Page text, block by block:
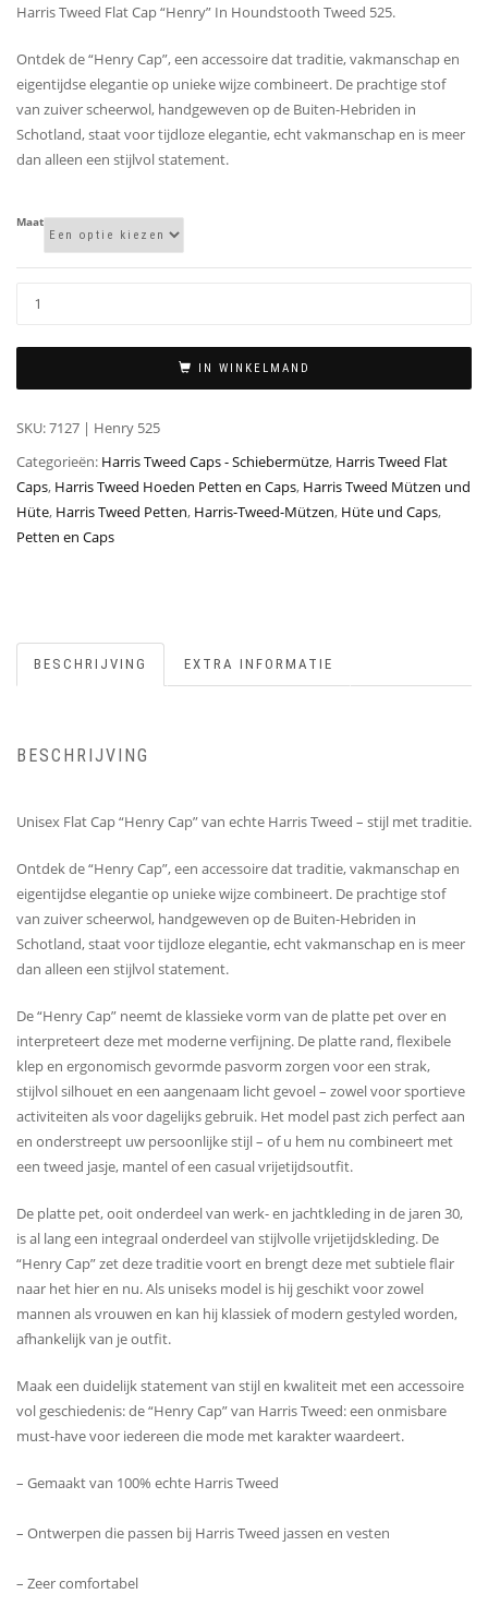
Harris Tweed Flat Cap “Henry” In Houndstooth Tweed 525.
Ontdek de “Henry Cap”, een accessoire dat traditie, vakmanschap en
eigentijdse elegantie op unieke wijze combineert. De prachtige stof
van zuiver scheerwol, handgeweven op de Buiten-Hebriden in
Schotland, staat voor tijdloze elegantie, echt vakmanschap en is meer
dan alleen een stijlvol statement.
Maat
IN WINKELMAND
SKU:7127 | Henry 525
Categorieën: Harris Tweed Caps - Schiebermütze, Harris Tweed Flat
Caps, Harris Tweed Hoeden Petten en Caps, Harris Tweed Mützen und
Hüte, Harris Tweed Petten, Harris-Tweed-Mützen, Hüte und Caps,
Petten en Caps
BESCHRIJVING EXTRA INFORMATIE
BESCHRIJVING
Unisex Flat Cap “Henry Cap” van echte Harris Tweed – stijl met traditie.
Ontdek de “Henry Cap”, een accessoire dat traditie, vakmanschap en
eigentijdse elegantie op unieke wijze combineert. De prachtige stof
van zuiver scheerwol, handgeweven op de Buiten-Hebriden in
Schotland, staat voor tijdloze elegantie, echt vakmanschap en is meer
dan alleen een stijlvol statement.
De “Henry Cap” neemt de klassieke vorm van de platte pet over en
interpreteert deze met moderne verfijning. De platte rand, flexibele
klep en ergonomisch gevormde pasvorm zorgen voor een strak,
stijlvol silhouet en een aangenaam licht gevoel – zowel voor sportieve
activiteiten als voor dagelijks gebruik. Het model past zich perfect aan
en onderstreept uw ​​persoonlijke stijl – of u hem nu combineert met
een tweed jasje, mantel of een casual vrijetijdsoutfit.
De platte pet, ooit onderdeel van werk- en jachtkleding in de jaren 30,
is al lang een integraal onderdeel van stijlvolle vrijetijdskleding. De
“Henry Cap” zet deze traditie voort en brengt deze met subtiele flair
naar het hier en nu. Als uniseks model is hij geschikt voor zowel
mannen als vrouwen en kan hij klassiek of modern gestyled worden,
afhankelijk van je outfit.
Maak een duidelijk statement van stijl en kwaliteit met een accessoire
vol geschiedenis: de “Henry Cap” van Harris Tweed: een onmisbare
must-have voor iedereen die mode met karakter waardeert.
– Gemaakt van 100% echte Harris Tweed
– Ontwerpen die passen bij Harris Tweed jassen en vesten
– Zeer comfortabel